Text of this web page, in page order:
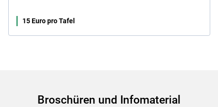
15 Euro pro Tafel
Broschüren und Infomaterial